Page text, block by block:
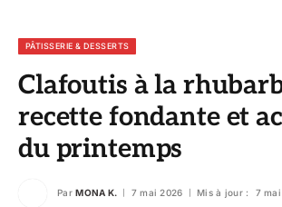
PÂTISSERIE & DESSERTS
Clafoutis à la
recette fondante et
du printemps
Par MONA K. 7 mai 2026 Mis à jour : 7